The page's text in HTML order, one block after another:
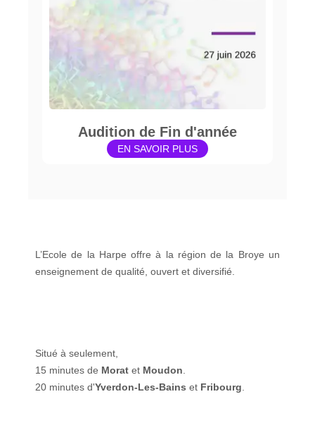
Audition de Fin d'année
EN SAVOIR PLUS
L’Ecole de la Harpe offre à la région de la Broye un
enseignement de qualité, ouvert et diversifié.
Situé à seulement,
15 minutes de Morat et Moudon
20 minutes d'Yverdon-Les-Bains et Fribourg